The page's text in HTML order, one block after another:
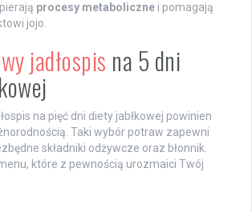
procesy metaboliczne i pomagają
jojo.
jadłospis na 5 dni
na pięć dni diety jabłkowej powinien
Taki wybór potraw zapewni
składniki odżywcze oraz błonnik.
które z pewnością urozmaici Twój